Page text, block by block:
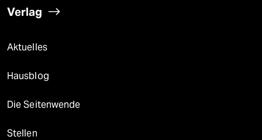
Verlag
Aktuelles
Hausblog
Die Seitenwende
Stellen